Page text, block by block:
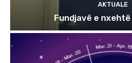
AKTUALE
Fundjavë e nxehtë